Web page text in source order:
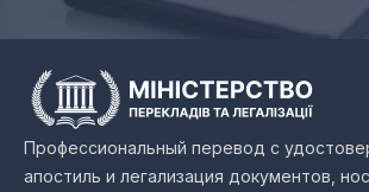
Профессиональный перевод с
апостиль и легализация документов,